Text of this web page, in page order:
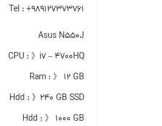
Tel : +989127373761
Asus N550J
CPU : 》i7 – 4700HQ
Ram : 》 ۱۲ GB
Hdd : 》۲۴۰ GB SSD
Hdd : 》 ۱۰۰۰ GB